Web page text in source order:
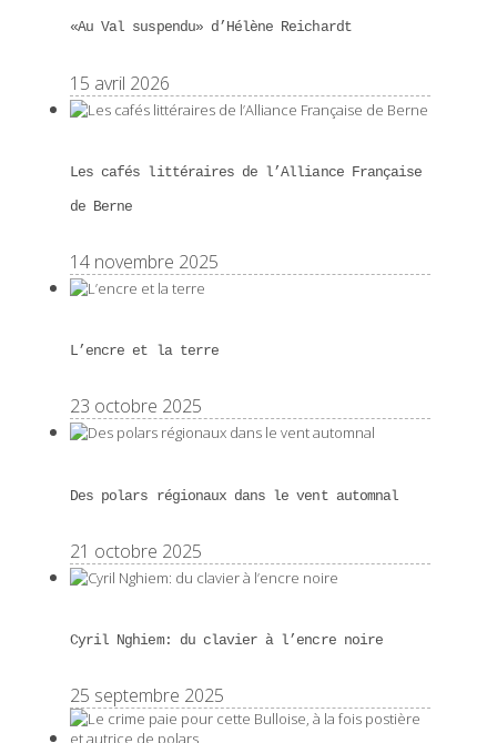
«Au Val suspendu» d’Hélène Reichardt
15 avril 2026
Les cafés littéraires de l’Alliance Française
de Berne
14 novembre 2025
L’encre et la terre
23 octobre 2025
Des polars régionaux dans le vent automnal
21 octobre 2025
Cyril Nghiem: du clavier à l’encre noire
25 septembre 2025